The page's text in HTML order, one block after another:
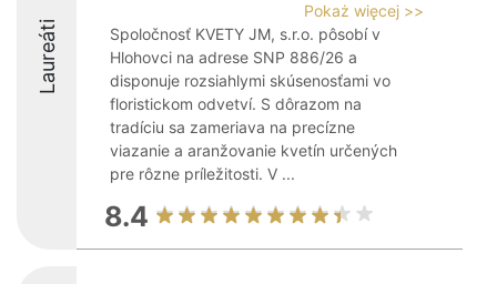
Laureáti
Pokaż więcej >>
Spoločnosť KVETY JM, s.r.o. pôsobí v
Hlohovci na adrese SNP 886/26 a
disponuje rozsiahlymi skúsenosťami vo
floristickom odvetví. S dôrazom na
tradíciu sa zameriava na precízne
viazanie a aranžovanie kvetín určených
pre rôzne príležitosti. V ...
8.4